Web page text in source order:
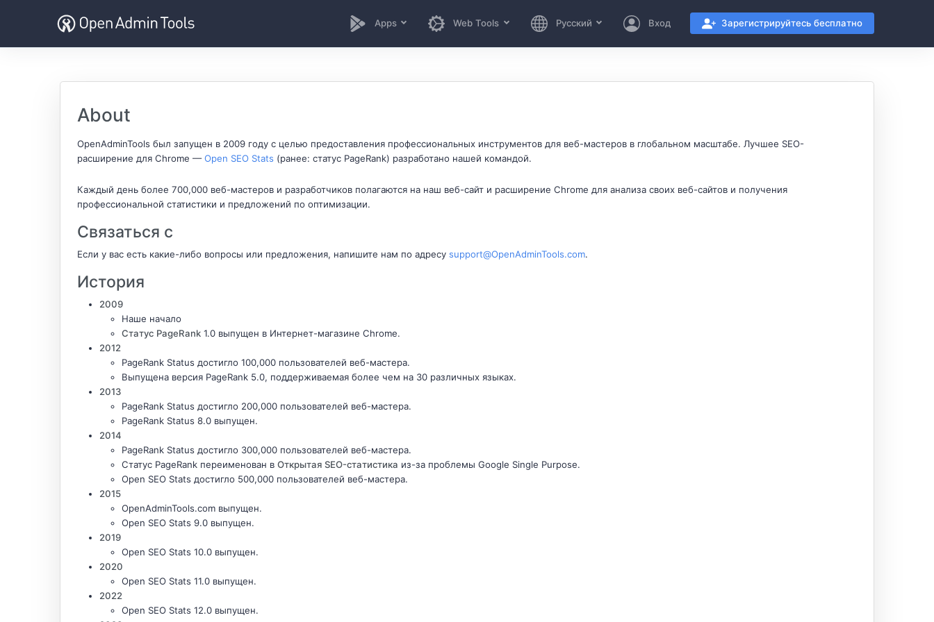
Apps Web Tools Русский Вход Зарегистрируйтесь бесплатно
About
OpenAdminTools был запущен в 2009 году с целью предоставления профессиональных инструментов для веб-мастеров в глобальном масштабе. Лучшее SEO-
расширение для Chrome —Open SEO Stats (ранее: статус PageRank) разработано нашей командой.
Каждый день более 700,000 веб-мастеров и разработчиков полагаются на наш веб-сайт и расширение Chrome для анализа своих веб-сайтов и получения
профессиональной статистики и предложений по оптимизации.
Связаться с
Если у вас есть какие-либо вопросы или предложения, напишите нам по адресу support@OpenAdminTools.com.
История
2009
Наше начало
Статус PageRank 1.0 выпущен в Интернет-магазине Chrome.
2012
PageRank Status достигло 100,000 пользователей веб-мастера.
Выпущена версия PageRank 5.0, поддерживаемая более чем на 30 различных языках.
2013
PageRank Status достигло 200,000 пользователей веб-мастера.
PageRank Status 8.0 выпущен.
2014
PageRank Status достигло 300,000 пользователей веб-мастера.
Статус PageRank переименован в Открытая SEO-статистика из-за проблемы Google Single Purpose.
Open SEO Stats достигло 500,000 пользователей веб-мастера.
2015
OpenAdminTools.com выпущен.
Open SEO Stats 9.0 выпущен.
2019
Open SEO Stats 10.0 выпущен.
2020
Open SEO Stats 11.0 выпущен.
2022
Open SEO Stats 12.0 выпущен.